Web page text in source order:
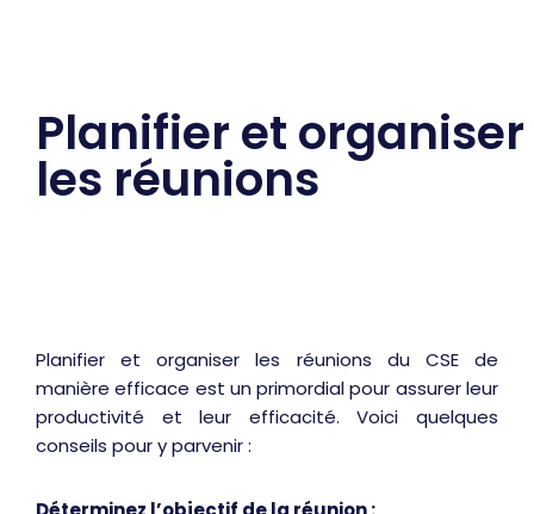
Planifier et organiser
les réunions
Planifier et organiser les réunions du CSE de
manière efficace est un primordial pour assurer leur
productivité et leur efficacité. Voici quelques
conseils pour y parvenir :